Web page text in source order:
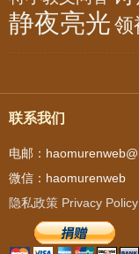
静夜亮光 领
联系我们
电邮：
微信：haomurenweb
隐私政策 Privacy Policy